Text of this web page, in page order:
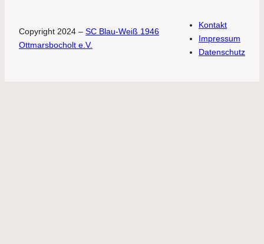
Copyright 2024 – SC Blau-Weiß 1946
Ottmarsbocholt e.V.
Kontakt
Impressum
Datenschutz